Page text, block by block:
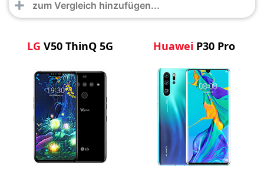
LG V50 ThinQ 5G Huawei P30 Pro